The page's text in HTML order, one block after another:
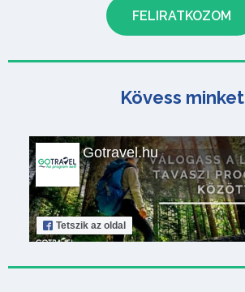
Kövess minket
Gotravel.hu
Tetszik az oldal